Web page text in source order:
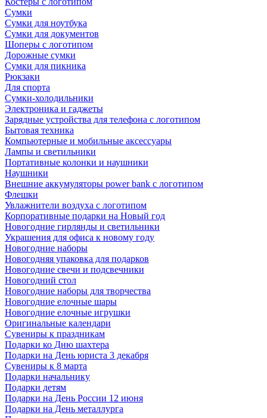
Сумки
Сумки для ноутбука
Сумки для документов
Шоперы с логотипом
Дорожные сумки
Сумки для пикника
Рюкзаки
Для спорта
Сумки-холодильники
Электроника и гаджеты
Зарядные устройства для телефона с логотипом
Бытовая техника
Компьютерные и мобильные аксессуары
Лампы и светильники
Портативные колонки и наушники
Наушники
Внешние аккумуляторы power bank с логотипом
Флешки
Увлажнители воздуха с логотипом
Корпоративные подарки на Новый год
Новогодние гирлянды и светильники
Украшения для офиса к новому году
Новогодние наборы
Новогодняя упаковка для подарков
Новогодние свечи и подсвечники
Новогодний стол
Новогодние наборы для творчества
Новогодние елочные шары
Новогодние елочные игрушки
Оригинальные календари
Сувениры к праздникам
Подарки ко Дню шахтера
Подарки на День юриста 3 декабря
Сувениры к 8 марта
Подарки начальнику
Подарки детям
Подарки на День России 12 июня
Подарки на День металлурга